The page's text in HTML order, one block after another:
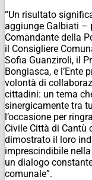
“Un risultato
aggiunge Galbiati –
Comandante della
il Consigliere
Sofia Guanziroli, il
Bongiasca, e l’Ente
volontà di
cittadini: un tema
sinergicamente tra
l’occasione per
Civile Città di Cantù
dimostrato il loro
imprescindibile
un dialogo
comunale”.